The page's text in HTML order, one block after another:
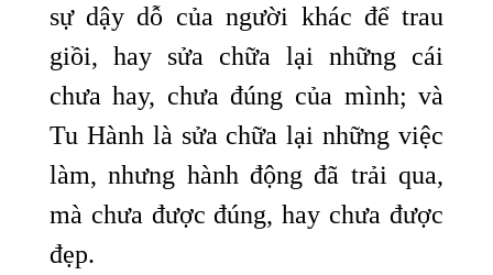
sự dậy dỗ của người khác để trau
giồi, hay sửa chữa lại những cái
chưa hay, chưa đúng của mình; và
Tu Hành là sửa chữa lại những việc
làm, nhưng hành động đã trải qua,
mà chưa được đúng, hay chưa được
đẹp.